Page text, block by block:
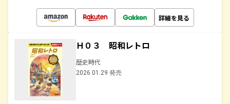
詳細を見る
Ｈ０３ 昭和レトロ
歴史時代
2026.01.29 発売